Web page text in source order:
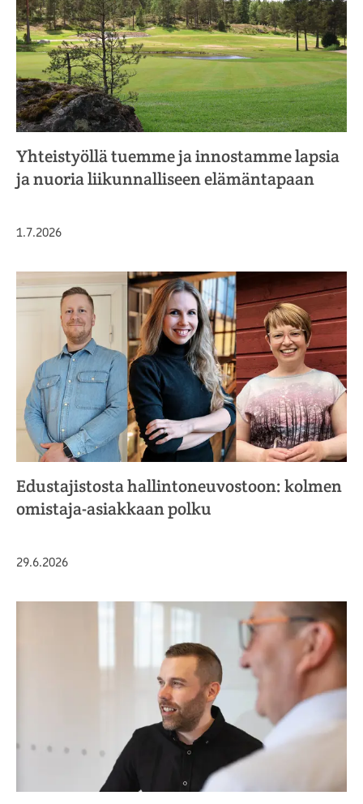
Yhteistyöllä tuemme ja innostamme lapsia
ja nuoria liikunnalliseen elämäntapaan
Julkaistu
1.7.2026
Edustajistosta hallintoneuvostoon: kolmen
omistaja-asiakkaan polku
Julkaistu
29.6.2026